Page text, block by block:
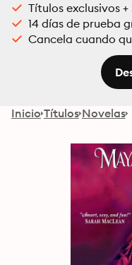
Títulos exclusivos
14 días de prueba
Cancela cuando
Inicio Títulos Novelas